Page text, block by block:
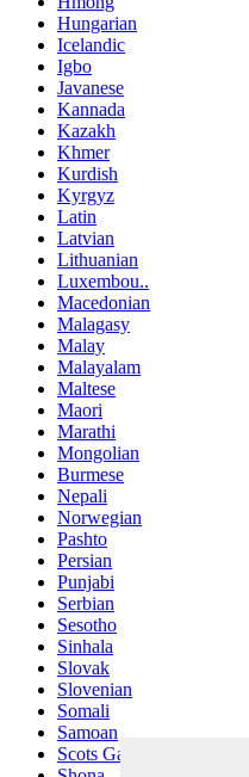
Hungarian
Icelandic
Igbo
Javanese
Kannada
Kazakh
Khmer
Kurdish
Kyrgyz
Latin
Latvian
Lithuanian
Luxembou..
Macedonian
Malagasy
Malay
Malayalam
Maltese
Maori
Marathi
Mongolian
Burmese
Nepali
Norwegian
Pashto
Persian
Punjabi
Serbian
Sesotho
Sinhala
Slovak
Slovenian
Somali
Samoan
Scots Gaelic